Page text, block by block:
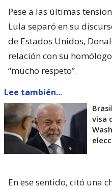
Pese a las últimas
Lula separó en su
de Estados Unidos,
relación con su
“mucho respeto”.
Lee también...
visa
En ese sentido, citó una